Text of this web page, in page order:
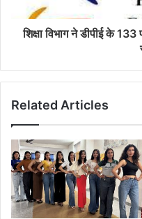
शिक्षा विभाग ने डीपीई के
Related Articles